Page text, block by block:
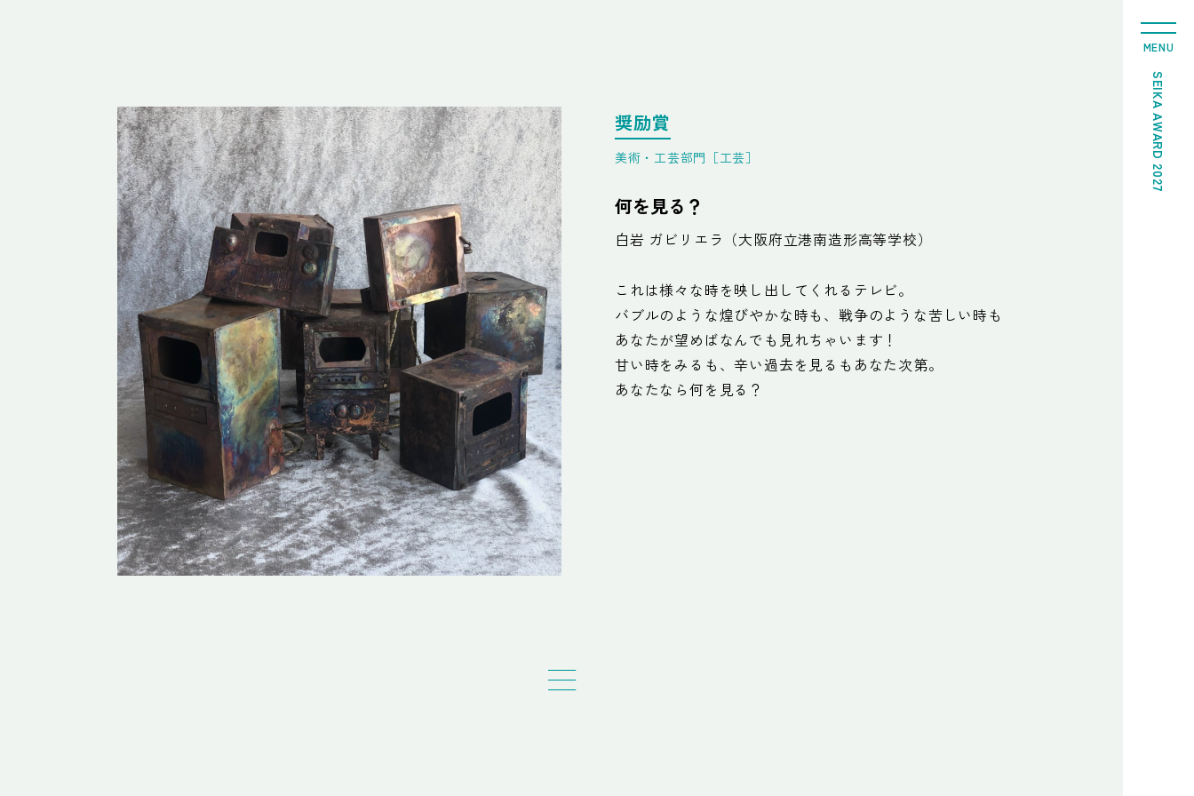
SEIKA AWARD 2027
MENU
奨励賞
美術・工芸部門［工芸］
何を見る？
白岩 ガビリエラ（大阪府立港南造形高等学校）
これは様々な時を映し出してくれるテレビ。
バブルのような煌びやかな時も、戦争のような苦しい時も
あなたが望めばなんでも見れちゃいます！
甘い時をみるも、辛い過去を見るもあなた次第。
あなたなら何を見る？